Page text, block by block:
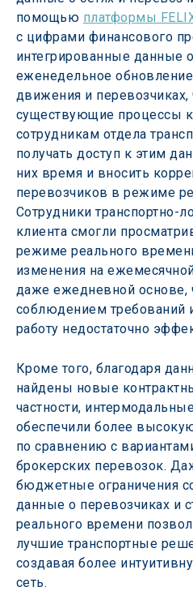
помощью платформы
с цифрами финансового
интегрированные данные
еженедельное
движения и перевозчиках,
существующие процессы
сотрудникам отдела
получать доступ к этим
них время и вносить
перевозчиков в режиме
Сотрудники транспортно-
клиента смогли
режиме реального
изменения на
даже ежедневной основе,
соблюдением требований
работу недостаточно
Кроме того, благодаря
найдены новые
частности,
обеспечили более
по сравнению с
брокерских перевозок.
бюджетные ограничения
данные о перевозчиках и
реального времени
лучшие транспортные
создавая более
сеть.